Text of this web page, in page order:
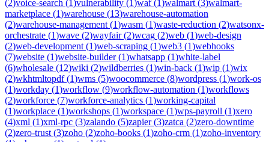
(2)voice-search (1)vulnerability (1)waf(1)walmart (3)walmart-
marketplace (1)warehouse (13)warehouse-automation
(2)warehouse-management (1)wasm (1)waste-reduction (2)watsonx-
orchestrate (1)wave (2)wayfair(2)wcag (2)web (1)web-design
(2)web-development (1)web-scraping (1)web3 (1)webhooks
(7)website (1)website-builder(1)whatsapp (1)white-label
(6)wholesale (12)wiki (2)wildberries (1)win-back (1)wip (1)wix
(2)wkhtmltopdf(1)wms (5)woocommerce (8)wordpress (1)work-os
(1)workday (1)workflow (9)workflow-automation (1)workflows
(2)workforce (7)workforce-analytics (1)working-capital
(1)workplace (1)workshops (1)workspace (1)wps-payroll (1)xero
(4)xml (1)xml-rpc (3)zalando (5)zapier(3)zatca (2)zero-downtime
(2)zero-trust (3)zoho (2)zoho-books (1)zoho-crm (1)zoho-inventory